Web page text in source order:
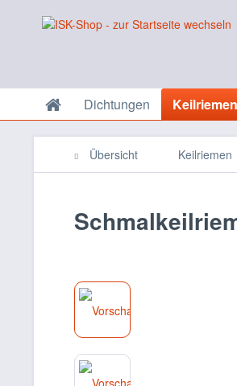
Dichtungen Keilriemen
Übersicht Keilriemen